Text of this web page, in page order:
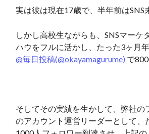
実は彼は現在17歳で、半年前はSNS
しかし高校生ながらも、SNSマーケ
ハウをフルに活かし、たった3ヶ月
@毎日投稿(@okayamagurume) で
そしてその実績を生かして、弊社の
のアカウント運営リーダーとして、